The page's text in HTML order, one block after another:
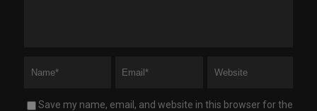
Save my name, email, and website in this browser for the